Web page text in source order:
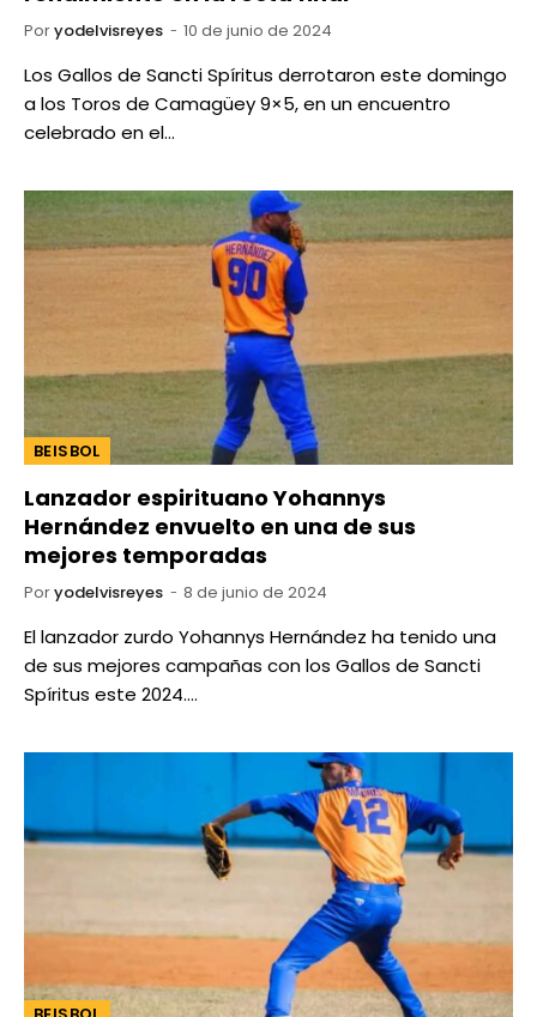
Poryodelvisreyes 10 de junio de 2024
Los Gallos de Sancti Spíritus derrotaron este domingo
a los Toros de Camagüey 9×5, en un encuentro
celebrado en el…
BEISBOL
Lanzador espirituano Yohannys
Hernández envuelto en una de sus
mejores temporadas
Poryodelvisreyes 8 de junio de 2024
El lanzador zurdo Yohannys Hernández ha tenido una
de sus mejores campañas con los Gallos de Sancti
Spíritus este 2024.…